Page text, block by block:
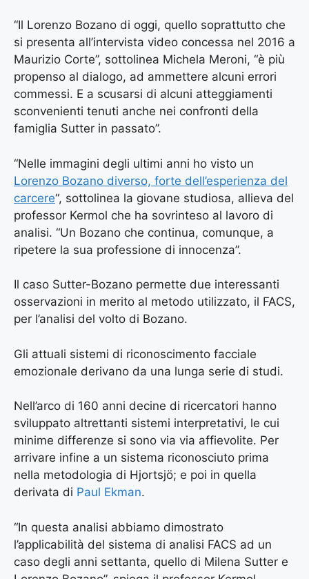
“Il Lorenzo Bozano di oggi, quello soprattutto che
si presenta all’intervista video concessa nel 2016 a
Maurizio Corte”, sottolinea Michela Meroni, “è più
propenso al dialogo, ad ammettere alcuni errori
commessi. E a scusarsi di alcuni atteggiamenti
sconvenienti tenuti anche nei confronti della
famiglia Sutter in passato”.
“Nelle immagini degli ultimi anni ho visto un
Lorenzo Bozano diverso, forte dell’esperienza del
carcere“, sottolinea la giovane studiosa, allieva del
professor Kermol che ha sovrinteso al lavoro di
analisi. “Un Bozano che continua, comunque, a
ripetere la sua professione di innocenza”.
Il caso Sutter-Bozano permette due interessanti
osservazioni in merito al metodo utilizzato, il FACS,
per l’analisi del volto di Bozano.
Gli attuali sistemi di riconoscimento facciale
emozionale derivano da una lunga serie di studi.
Nell’arco di 160 anni decine di ricercatori hanno
sviluppato altrettanti sistemi interpretativi, le cui
minime differenze si sono via via affievolite. Per
arrivare infine a un sistema riconosciuto prima
nella metodologia di Hjortsjö; e poi in quella
derivata di Paul Ekman.
“In questa analisi abbiamo dimostrato
l’applicabilità del sistema di analisi FACS ad un
caso degli anni settanta, quello di Milena Sutter e